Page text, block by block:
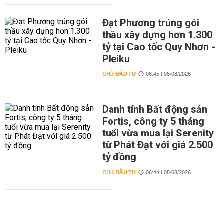
Đạt Phương trúng gói
thầu xây dựng hơn 1.300
tỷ tại Cao tốc Quy Nhơn -
Pleiku
CHỦ ĐẦU TƯ 08:45 | 05/08/2026
Danh tính Bất động sản
Fortis, công ty 5 tháng
tuổi vừa mua lại Serenity
từ Phát Đạt với giá 2.500
tỷ đồng
CHỦ ĐẦU TƯ 06:44 | 05/08/2026